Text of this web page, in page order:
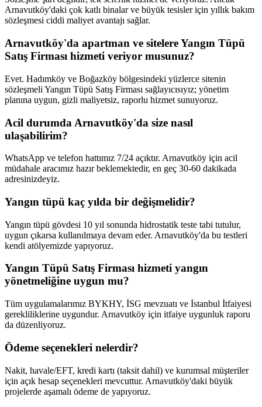
Arnavutköy'daki çok katlı binalar ve büyük tesisler için yıllık bakım
sözleşmesi ciddi maliyet avantajı sağlar.
Arnavutköy'da apartman ve sitelere Yangın Tüpü
Satış Firması hizmeti veriyor musunuz?
Evet. Hadımköy ve Boğazköy bölgesindeki yüzlerce sitenin
sözleşmeli Yangın Tüpü Satış Firması sağlayıcısıyız; yönetim
planına uygun, gizli maliyetsiz, raporlu hizmet sunuyoruz.
Acil durumda Arnavutköy'da size nasıl
ulaşabilirim?
WhatsApp ve telefon hattımız 7/24 açıktır. Arnavutköy için acil
müdahale aracımız hazır beklemektedir, en geç 30-60 dakikada
adresinizdeyiz.
Yangın tüpü kaç yılda bir değişmelidir?
Yangın tüpü gövdesi 10 yıl sonunda hidrostatik teste tabi tutulur,
uygun çıkarsa kullanılmaya devam eder. Arnavutköy'da bu testleri
kendi atölyemizde yapıyoruz.
Yangın Tüpü Satış Firması hizmeti yangın
yönetmeliğine uygun mu?
Tüm uygulamalarımız BYKHY, İSG mevzuatı ve İstanbul İtfaiyesi
gerekliliklerine uygundur. Arnavutköy için itfaiye uygunluk raporu
da düzenliyoruz.
Ödeme seçenekleri nelerdir?
Nakit, havale/EFT, kredi kartı (taksit dahil) ve kurumsal müşteriler
için açık hesap seçenekleri mevcuttur. Arnavutköy'daki büyük
projelerde aşamalı ödeme de yapıyoruz.